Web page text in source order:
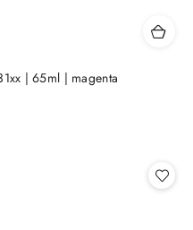
| 65ml | magenta